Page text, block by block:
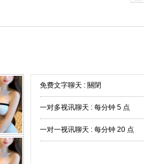
免费文字聊天 : 關閉
一对多视讯聊天 : 每分钟 5 点
一对一视讯聊天 : 每分钟 20 点